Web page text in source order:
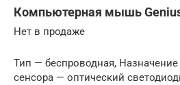
Компьютерная мышь
Нет в продаже
Тип — беспроводная, Назначение
сенсора — оптический